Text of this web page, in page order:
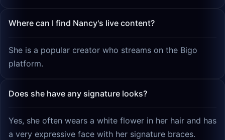
Where can I find Nancy's live content?
She is a popular creator who streams on the Bigo
platform.
Does she have any signature looks?
Yes, she often wears a white flower in her hair and has
a very expressive face with her signature braces.